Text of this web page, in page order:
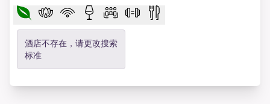
酒店不存在，请更改搜索
标准